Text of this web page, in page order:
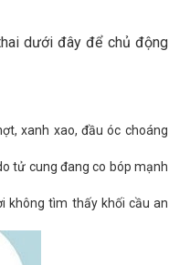
dưới đây để chủ động
xanh xao, đầu óc choáng
tử cung đang co bóp mạnh
không tìm thấy khối cầu an